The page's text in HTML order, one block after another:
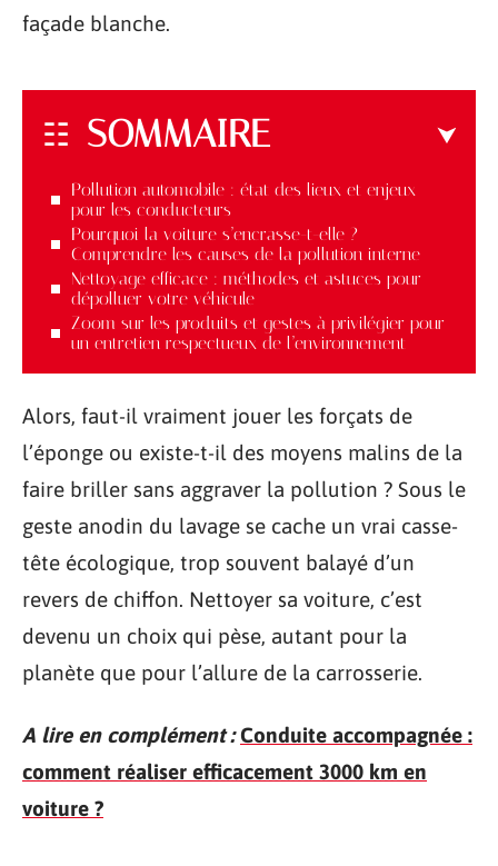
façade blanche.
SOMMAIRE
Pollution automobile : état des lieux et enjeux
pour les conducteurs
Pourquoi la voiture s’encrasse-t-elle ?
Comprendre les causes de la pollution interne
Nettoyage efficace : méthodes et astuces pour
dépolluer votre véhicule
Zoom sur les produits et gestes à privilégier pour
un entretien respectueux de l’environnement
Alors, faut-il vraiment jouer les forçats de
l’éponge ou existe-t-il des moyens malins de la
faire briller sans aggraver la pollution ? Sous le
geste anodin du lavage se cache un vrai casse-
tête écologique, trop souvent balayé d’un
revers de chiffon. Nettoyer sa voiture, c’est
devenu un choix qui pèse, autant pour la
planète que pour l’allure de la carrosserie.
A lire en complément : Conduite accompagnée :
comment réaliser efficacement 3000 km en
voiture ?